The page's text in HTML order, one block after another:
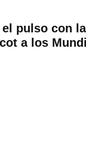
el pulso con
a los